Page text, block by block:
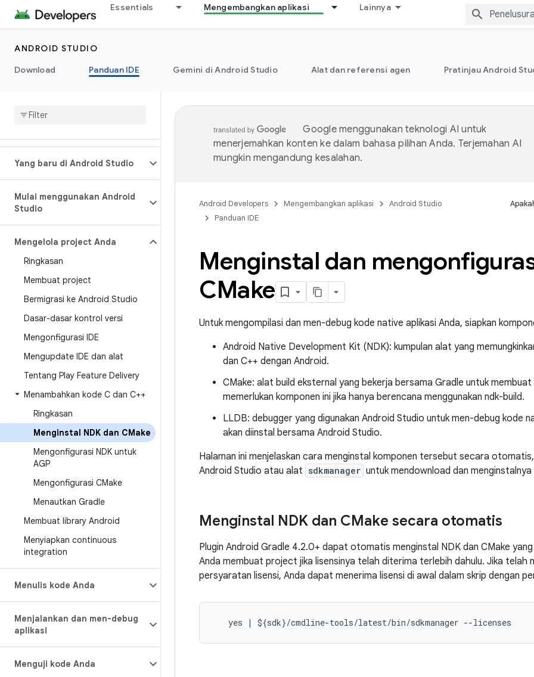
Essentials Mengembangkan aplikasi Lainnya
ANDROID STUDIO
Download
Panduan IDE Gemini di Android Studio Alat dan referensi agen Pratinjau Android
Yang baru di Android Studio
Mulai menggunakan Android
Studio
Mengelola project Anda
Ringkasan
Membuat project
Bermigrasi ke Android Studio
Dasar-dasar kontrol versi
Mengonfigurasi IDE
Mengupdate IDE dan alat
Tentang Play Feature Delivery
Menambahkan kode C dan C++
Ringkasan
Menginstal NDK dan CMake
Mengonfigurasi NDK untuk
AGP
Mengonfigurasi CMake
Menautkan Gradle
Membuat library Android
Menyiapkan continuous
integration
Menulis kode Anda
Menjalankan dan men-debug
aplikasi
Menguji kode Anda
Google menggunakan teknologi AI untuk
menerjemahkan konten ke dalam bahasa pilihan Anda. Terjemahan AI
mungkin mengandung kesalahan.
Android Developers Mengembangkan aplikasi
Android Studio
Panduan IDE
Menginstal dan
CMake
Untuk mengompilasi dan men-debug kode native aplikasi Anda, siapkan
Android Native Development Kit (NDK): kumpulan alat yang
dan C++ dengan Android.
CMake: alat build eksternal yang bekerja bersama Gradle untuk
memerlukan komponen ini jika hanya berencana menggunakan ndk-build.
LLDB: debugger yang digunakan Android Studio untuk men-debug kode
akan diinstal bersama Android Studio.
Halaman ini menjelaskan cara menginstal komponen tersebut secara
Android Studio atau alat sdkmanager untuk mendownload dan
Menginstal NDK dan CMake secara otomatis
Plugin Android Gradle 4.2.0+ dapat otomatis menginstal NDK dan CMake
Anda membuat project jika lisensinya telah diterima terlebih dahulu. Jika telah
persyaratan lisensi, Anda dapat menerima lisensi di awal dalam skrip dengan